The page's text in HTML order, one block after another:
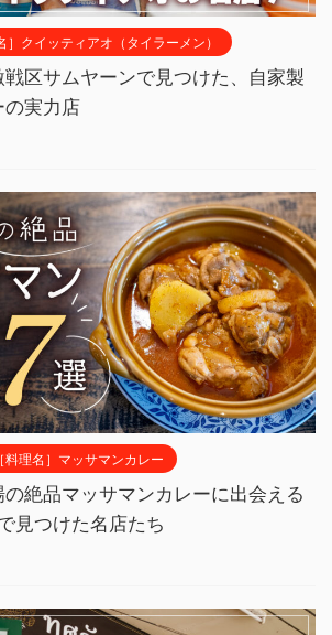
］クイッティアオ（タイラーメン）
区サムヤーンで見つけた、自家製
実力店
［料理名］マッサマンカレー
の絶品マッサマンカレーに出会える
見つけた名店たち